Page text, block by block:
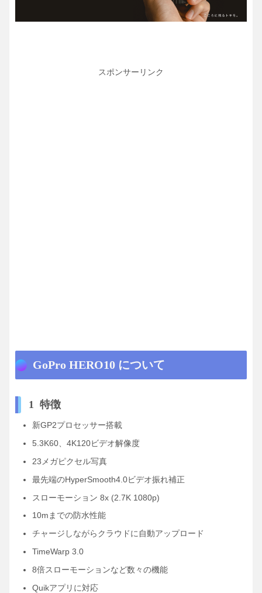
スポンサーリンク
GoPro HERO10 について
1 特徴
新GP2プロセッサー搭載
5.3K60、4K120ビデオ解像度
23メガピクセル写真
最先端のHyperSmooth4.0ビデオ振れ補正
スローモーション 8x (2.7K 1080p)
10mまでの防水性能
チャージしながらクラウドに自動アップロード
TimeWarp 3.0
8倍スローモーションなど数々の機能
Quikアプリに対応